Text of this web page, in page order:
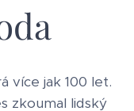
více jak 100 let.
zkoumal lidský